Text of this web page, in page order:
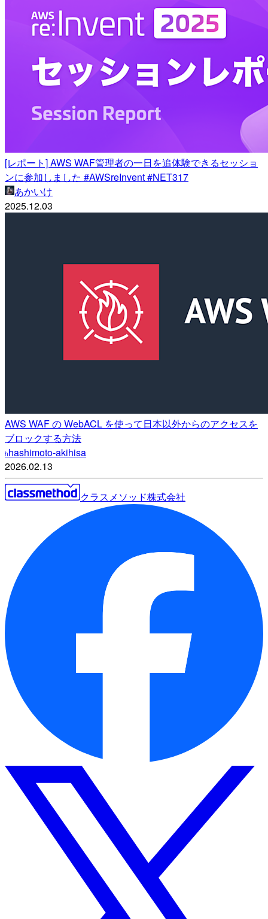
[レポート] AWS WAF管理者の一日を追体験できるセッショ
ンに参加しました #AWSreInvent #NET317
あかいけ
2025.12.03
AWS WAF の WebACL を使って日本以外からのアクセスを
ブロックする方法
hhashimoto-akihisa
2026.02.13
クラスメソッド株式会社